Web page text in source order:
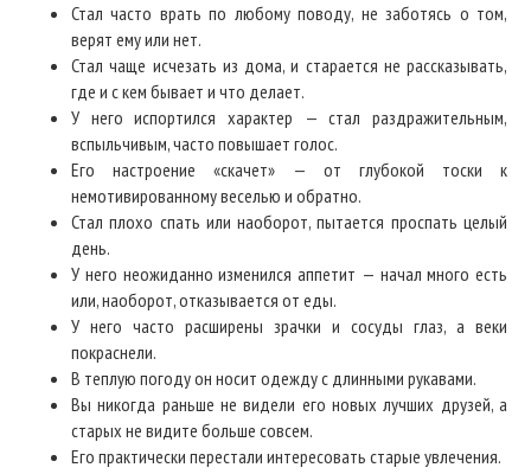
Стал часто врать по любому поводу, не заботясь о том,
верят ему или нет.
Стал чаще исчезать из дома, и старается не рассказывать,
где и с кем бывает и что делает.
У него испортился характер — стал раздражительным,
вспыльчивым, часто повышает голос.
Его настроение «скачет» — от глубокой тоски к
немотивированному веселью и обратно.
Стал плохо спать или наоборот, пытается проспать целый
день.
У него неожиданно изменился аппетит — начал много есть
или, наоборот, отказывается от еды.
У него часто расширены зрачки и сосуды глаз, а веки
покраснели.
В теплую погоду он носит одежду с длинными рукавами.
Вы никогда раньше не видели его новых лучших друзей, а
старых не видите больше совсем.
Его практически перестали интересовать старые увлечения.